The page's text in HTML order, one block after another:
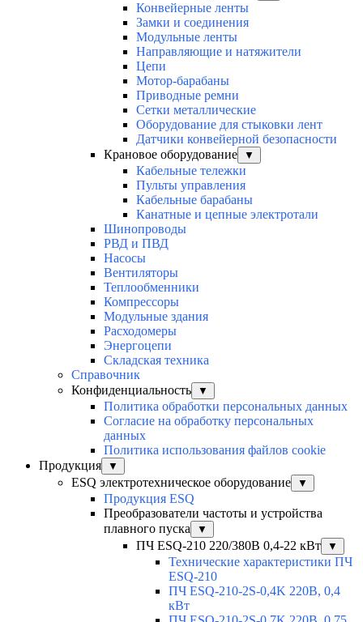
Конвейерные ленты
Замки и соединения
Модульные ленты
Направляющие и натяжители
Цепи
Мотор-барабаны
Приводные ремни
Сетки металлические
Оборудование для стыковки лент
Датчики конвейерной безопасности
Крановое оборудование
▼
Кабельные тележки
Пульты управления
Кабельные барабаны
Канатные и цепные электротали
Шинопроводы
РВД и ПВД
Насосы
Вентиляторы
Теплообменники
Компрессоры
Модульные здания
Расходомеры
Энергоцепи
Складская техника
Справочник
Конфиденциальность
▼
Политика обработки персональных данных
Согласие на обработку персональных
данных
Политика использования файлов cookie
Продукция
▼
ESQ электротехническое оборудование ▼
Продукция ESQ
Преобразователи частоты и устройства
плавного пуска
▼
ПЧ ESQ-210 220/380В 0,4-22 кВт ▼
Технические характеристики ПЧ
ESQ-210
ПЧ ESQ-210-2S-0,4K 220В, 0,4
кВт